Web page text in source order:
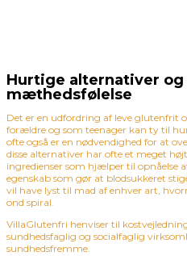
Hurtige alternativer
mæthedsfølelse
Det er en udfordring af leve
forældre og som teenager kan ty til
ofte også er en nødvendighed for at
disse alternativer har ofte et meget
ingredienser som hjælper til opnåelse
egenskab som gør at blodsukkeret
vil have lyst til mad af enhver art,
ond spiral.
VillaGlutenfri henviser til
sundhedsfaglig og socialfaglig
sundhedsfremme.